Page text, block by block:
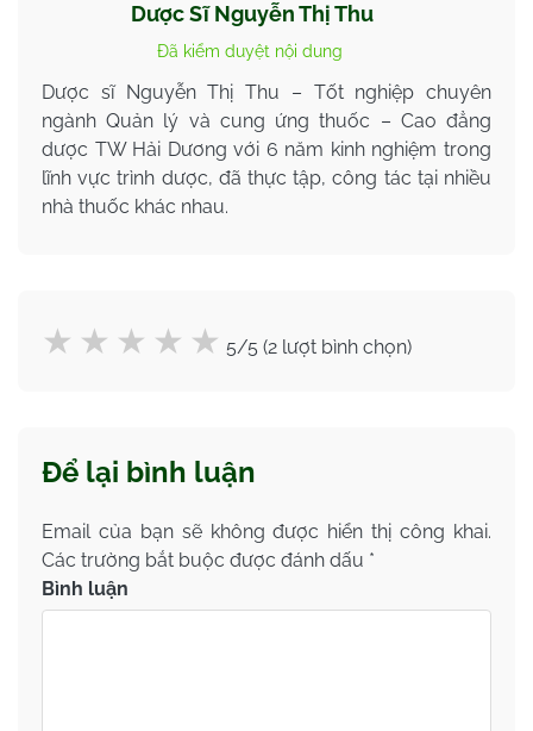
Dược Sĩ Nguyễn Thị Thu
Đã kiểm duyệt nội dung
Dược sĩ Nguyễn Thị Thu – Tốt nghiệp chuyên
ngành Quản lý và cung ứng thuốc – Cao đẳng
dược TW Hải Dương với 6 năm kinh nghiệm trong
lĩnh vực trình dược, đã thực tập, công tác tại nhiều
nhà thuốc khác nhau.
5/5 (2 lượt bình chọn)
Để lại bình luận
Email của bạn sẽ không được hiển thị công khai.
Các trường bắt buộc được đánh dấu *
Bình luận